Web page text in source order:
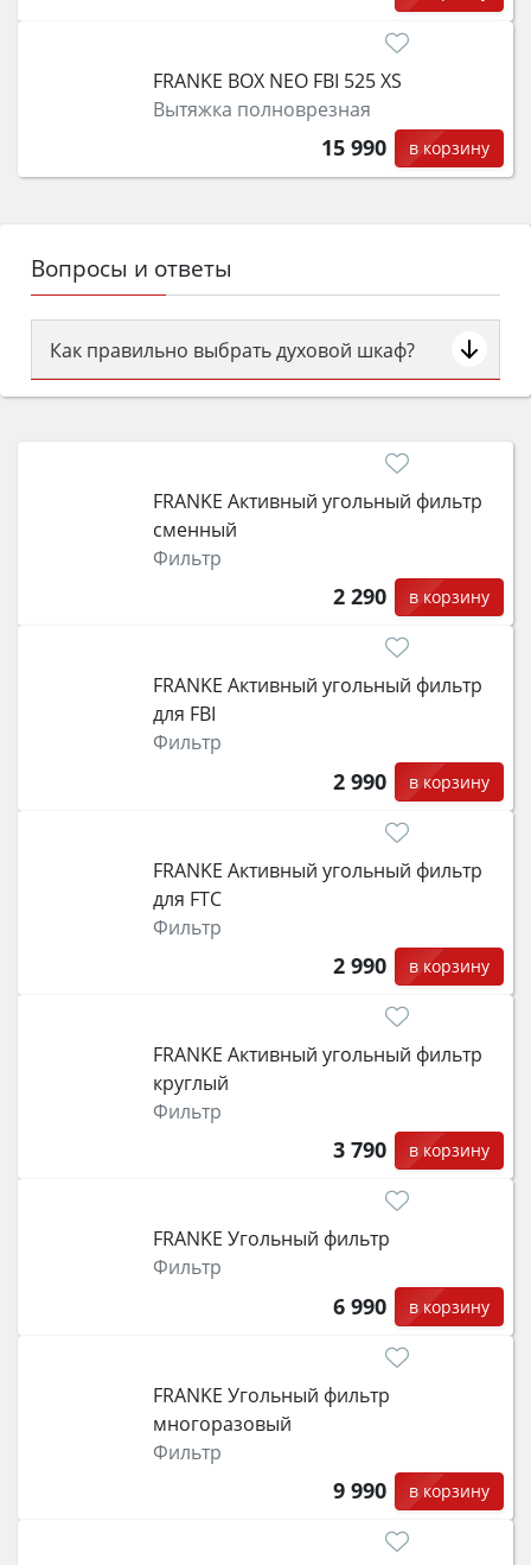
FRANKE BOX NEO FBI 525 XS
Вытяжка полноврезная
15 990 в корзину
Вопросы и ответы
Как правильно выбрать духовой шкаф?
Сначала определитесь с типом (газовый или
затем смотрите на объём 50–70 л для семьи,
функции (конвекция, гриль, самоочистка,
защита от детей).
FRANKE Активный угольный фильтр
сменный
Фильтр
2 290 в корзину
FRANKE Активный угольный фильтр
для FBI
Фильтр
2 990 в корзину
FRANKE Активный угольный фильтр
для FTC
Фильтр
2 990 в корзину
FRANKE Активный угольный фильтр
круглый
Фильтр
3 790 в корзину
FRANKE Угольный фильтр
Фильтр
6 990 в корзину
FRANKE Угольный фильтр
многоразовый
Фильтр
9 990 в корзину